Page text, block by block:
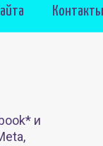
Контакты
и